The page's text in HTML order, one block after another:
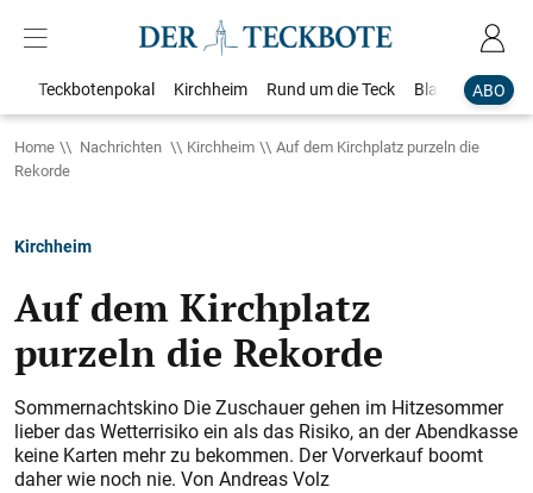
ABO
Teckbotenpokal Kirchheim Rund um die Teck Blaulicht
Home Nachrichten Kirchheim
Auf dem Kirchplatz purzeln die
Rekorde
Kirchheim
Auf dem Kirchplatz
purzeln die Rekorde
Sommernachtskino Die Zuschauer gehen im Hitzesommer
lieber das Wetterrisiko ein als das Risiko, an der Abendkasse
keine Karten mehr zu bekommen. Der Vorverkauf boomt
daher wie noch nie. Von Andreas Volz